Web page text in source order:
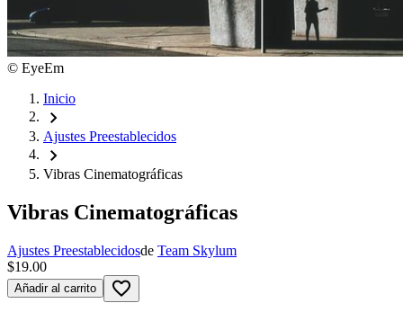
© EyeEm
Inicio
chevron_right
Ajustes Preestablecidos
chevron_right
Vibras Cinematográficas
Vibras Cinematográficas
Ajustes Preestablecidosde Team Skylum
$19.00
Añadir al carrito favorite_border